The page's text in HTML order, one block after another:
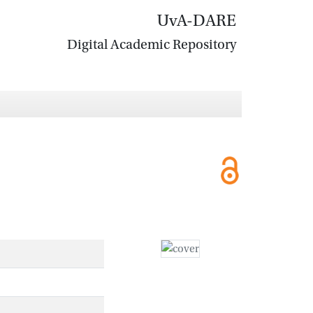
UvA-DARE
Digital Academic Repository